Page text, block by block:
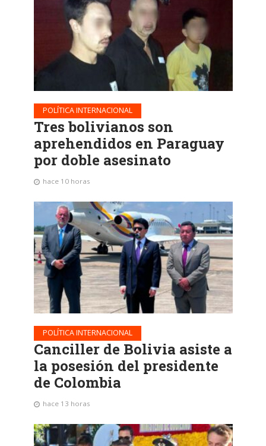
POLÍTICA INTERNACIONAL
Tres bolivianos son
aprehendidos en Paraguay
por doble asesinato
hace 10 horas
POLÍTICA INTERNACIONAL
Canciller de Bolivia asiste a
la posesión del presidente
de Colombia
hace 13 horas